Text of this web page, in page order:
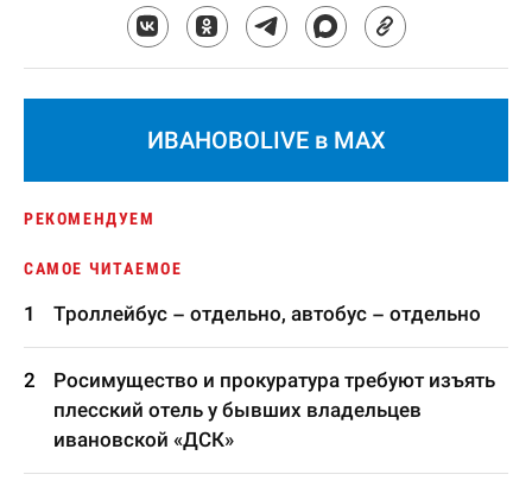
ИВАНОВОLIVE в MAX
РЕКОМЕНДУЕМ
САМОЕ ЧИТАЕМОЕ
Троллейбус – отдельно, автобус – отдельно
Росимущество и прокуратура требуют изъять
плесский отель у бывших владельцев
ивановской «ДСК»